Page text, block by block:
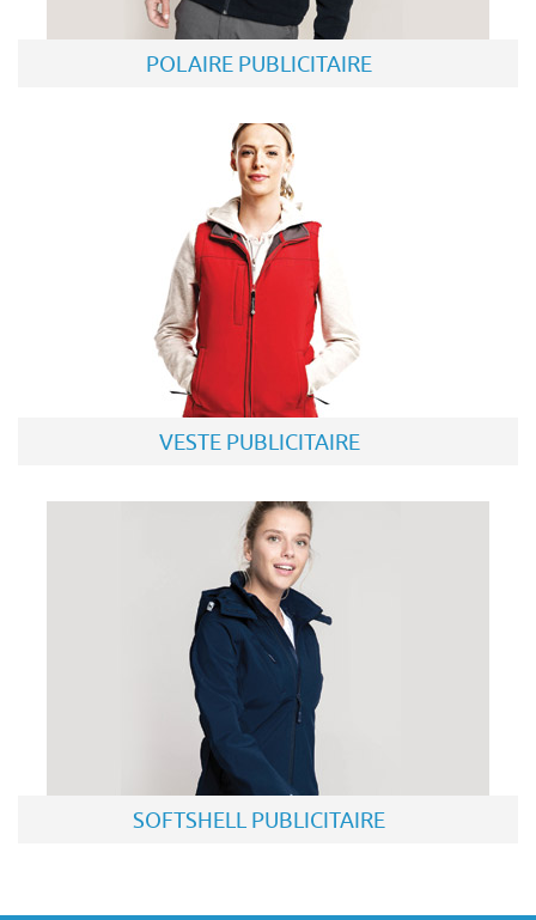
POLAIRE PUBLICITAIRE
VESTE PUBLICITAIRE
SOFTSHELL PUBLICITAIRE